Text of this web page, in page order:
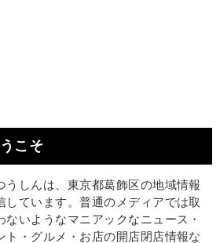
こそ
うしんは、東京都葛飾区の地域情報
しています。普通のメディアでは取
ないようなマニアックなニュース・
ト・グルメ・お店の開店閉店情報な